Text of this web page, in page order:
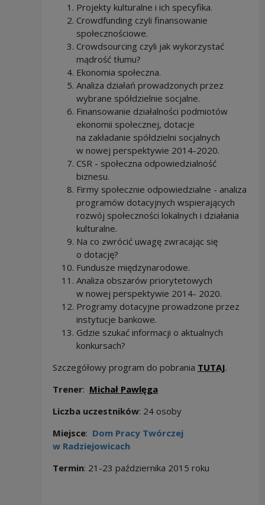
Projekty kulturalne i ich specyfika.
Crowdfunding czyli finansowanie
społecznościowe.
Crowdsourcing czyli jak wykorzystać
mądrość tłumu?
Ekonomia społeczna.
Analiza działań prowadzonych przez
wybrane spółdzielnie socjalne.
Finansowanie działalności podmiotów
ekonomii społecznej, dotacje
na zakładanie spółdzielni socjalnych
w nowej perspektywie 2014-2020.
CSR - społeczna odpowiedzialność
biznesu.
Firmy społecznie odpowiedzialne - analiza
programów dotacyjnych wspierających
rozwój społeczności lokalnych i działania
kulturalne.
Na co zwrócić uwagę zwracając się
o dotację?
Fundusze międzynarodowe.
Analiza obszarów priorytetowych
w nowej perspektywie 2014- 2020.
Programy dotacyjne prowadzone przez
instytucje bankowe.
Gdzie szukać informacji o aktualnych
konkursach?
Szczegółowy program do pobrania TUTAJ.
Trener: Michał Pawlęga
Liczba uczestników: 24 osoby
Miejsce: Dom Pracy Twórczej
w Radziejowicach
Termin: 21-23 października 2015 roku